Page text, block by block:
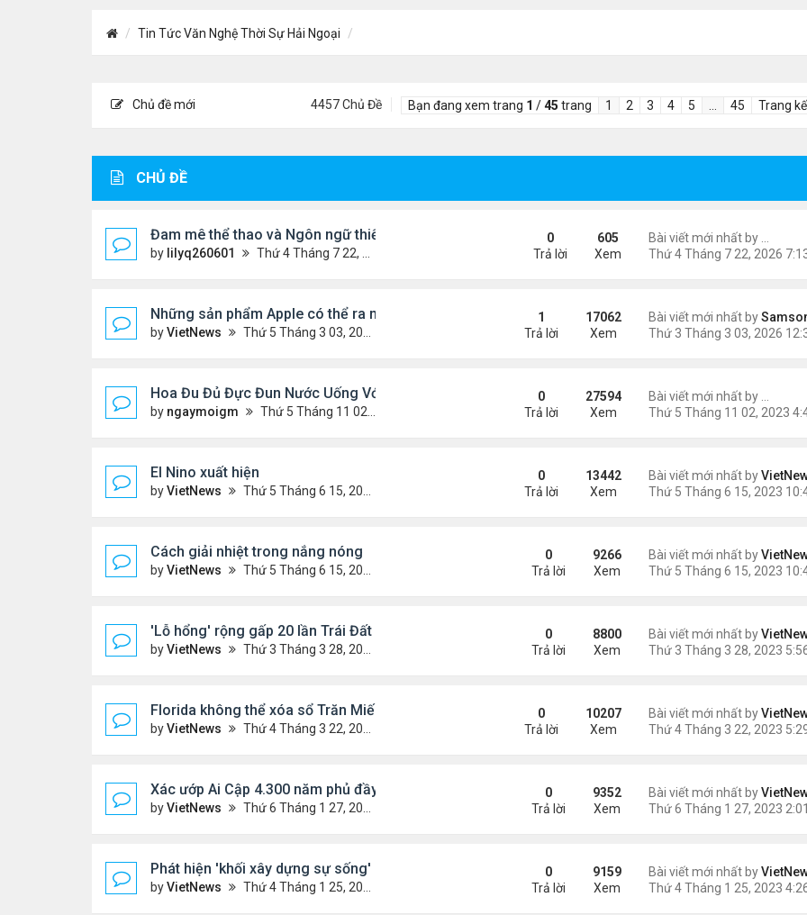
Tin Tức Văn Nghệ Thời Sự Hải Ngoại
Chủ đề mới 4457 Chủ Đề Bạn đang xem trang 1 /45 trang 1 2 3 4 5 45 Trang
CHỦ ĐỀ
Đam mê thể thao và Ngôn ngữ thiết kế: Góc nhìn từ trang phục thi đấu
by lilyq260601 Thứ 4 Tháng 7 22, 2026 7:13 pm
0
Trả lời
605
Xem
Những sản phẩm Apple có thể ra mắt ngày 8/3
byVietNews Thứ 5 Tháng 3 03, 2022 12:34 pm
Bài viết mới nhất by
1
Trả lời
17062
Xem
Hoa Đu Đủ Đực Đun Nước Uống Với Những Tác Dụng Tuyệt Vời
by ngaymoigm Thứ 5 Tháng 11 02, 2023 4:44 am
0
Trả lời
27594
Xem
El Nino xuất hiện
byVietNews Thứ 5 Tháng 6 15, 2023 10:42 am
Bài viết mới nhất by
0
Trả lời
13442
Xem
Cách giải nhiệt trong nắng nóng
byVietNews Thứ 5 Tháng 6 15, 2023 10:40 am
Bài viết mới nhất by
0
Trả lời
9266
Xem
'Lỗ hổng' rộng gấp 20 lần Trái Đất xuất hiện trên Mặt Trời
byVietNews Thứ 3 Tháng 3 28, 2023 5:56 pm
Bài viết mới nhất by
0
Trả lời
8800
Xem
Florida không thể xóa sổ Trăn Miến Điện
byVietNews Thứ 4 Tháng 3 22, 2023 5:29 pm
Bài viết mới nhất by
0
Trả lời
10207
Xem
Xác ướp Ai Cập 4.300 năm phủ đầy vàng lá
byVietNews Thứ 6 Tháng 1 27, 2023 2:01 pm
Bài viết mới nhất by
0
Trả lời
9352
Xem
Phát hiện 'khối xây dựng sự sống' lạnh nhất vũ trụ
byVietNews Thứ 4 Tháng 1 25, 2023 4:26 pm
Bài viết mới nhất by
0
Trả lời
9159
Xem